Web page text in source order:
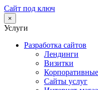
Сайт под ключ
×
Услуги
Разработка сайтов
Лендинги
Визитки
Корпоративные
Сайты услуг